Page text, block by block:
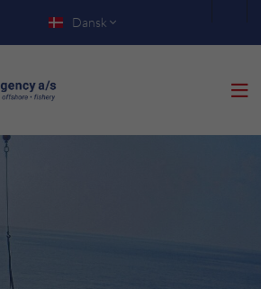
Dansk 
